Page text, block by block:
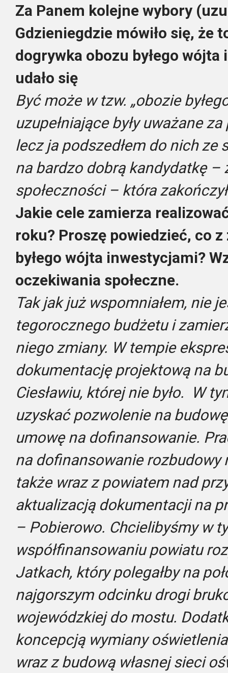
Za Panem kolejne wybory
Gdzieniegdzie mówiło się, że
dogrywka obozu byłego wójta
udało się
Być może w tzw. „obozie
uzupełniające były uważane
lecz ja podszedłem do nich ze
na bardzo dobrą kandydatkę –
społeczności – która
Jakie cele zamierza
roku? Proszę powiedzieć, co
byłego wójta inwestycjami?
oczekiwania społeczne.
Tak jak już wspomniałem, nie
tegorocznego budżetu i
niego zmiany. W tempie
dokumentację projektową na
Ciesławiu, której nie było. W
uzyskać pozwolenie na
umowę na dofinansowanie.
na dofinansowanie rozbudowy
także wraz z powiatem nad
aktualizacją dokumentacji na
– Pobierowo. Chcielibyśmy w
współfinansowaniu powiatu
Jatkach, który polegałby na
najgorszym odcinku drogi
wojewódzkiej do mostu.
koncepcją wymiany
wraz z budową własnej sieci